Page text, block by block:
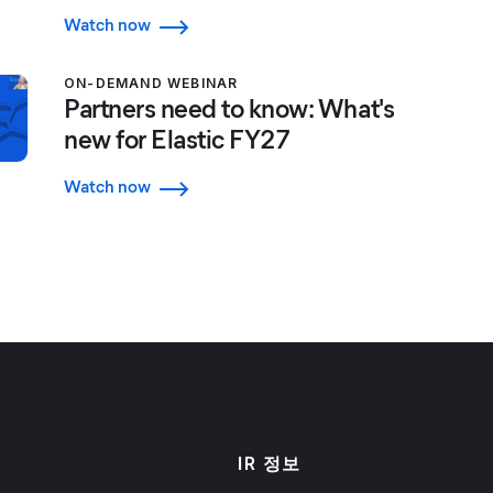
Watch now
ON-DEMAND WEBINAR
Partners need to know: What's
new for Elastic FY27
Watch now
IR 정보